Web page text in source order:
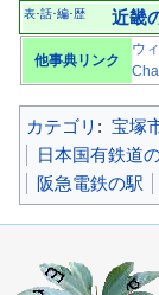
表･話･編･歴 近畿
他事典リンク
ウ
カテゴリ : 宝塚
日本国有鉄道
阪急電鉄の駅